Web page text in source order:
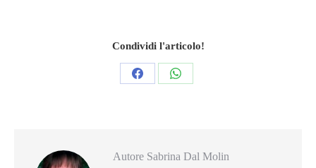
Condividi l'articolo!
CondividiCondividi
Autore Sabrina Dal Molin